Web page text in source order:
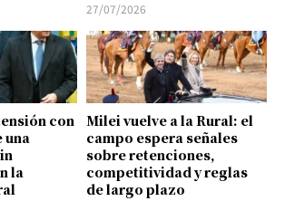
27/07/2026
con
una
la
Milei vuelve a la Rural: el
campo espera señales
sobre retenciones,
competitividad y reglas
de largo plazo